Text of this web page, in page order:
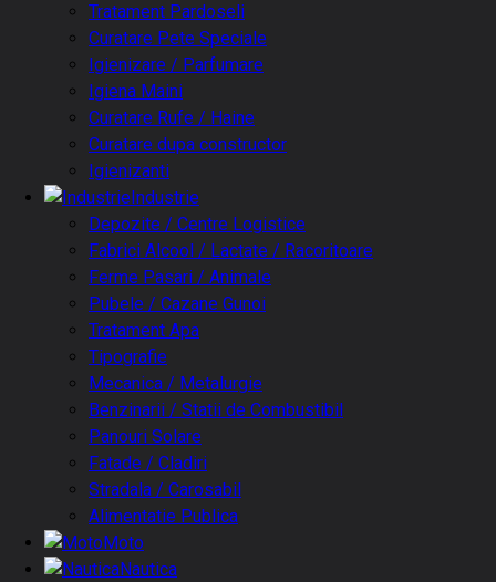
Tratament Pardoseli
Curatare Pete Speciale
Igienizare / Parfumare
Igiena Maini
Curatare Rufe / Haine
Curatare dupa constructor
Igienizanti
Industrie
Depozite / Centre Logistice
Fabrici Alcool / Lactate / Racoritoare
Ferme Pasari / Animale
Pubele / Cazane Gunoi
Tratament Apa
Tipografie
Mecanica / Metalurgie
Benzinarii / Statii de Combustibil
Panouri Solare
Fatade / Cladiri
Stradala / Carosabil
Alimentatie Publica
Moto
Nautica